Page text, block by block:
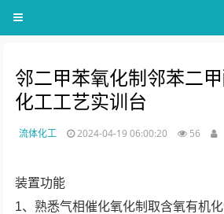
邻二甲苯氧化制邻苯二
化工工艺实训台
流体化工 2024-04-19 06:00:20 56
装置功能
1、熟悉气相催化氧化制取含氧有机